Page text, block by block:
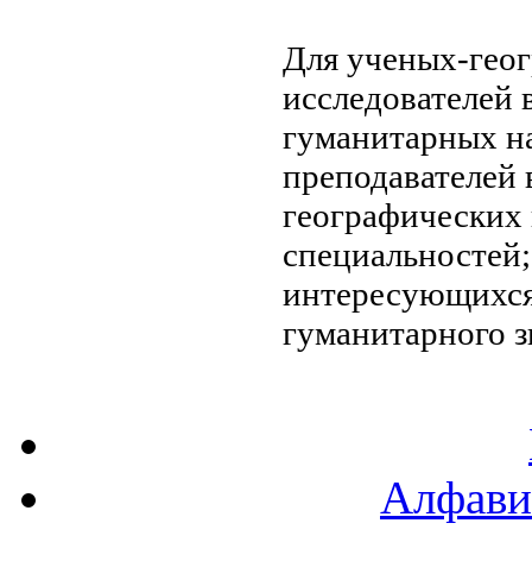
Для ученых-
исследователей
гуманитарных
преподавателей
гуманитарного